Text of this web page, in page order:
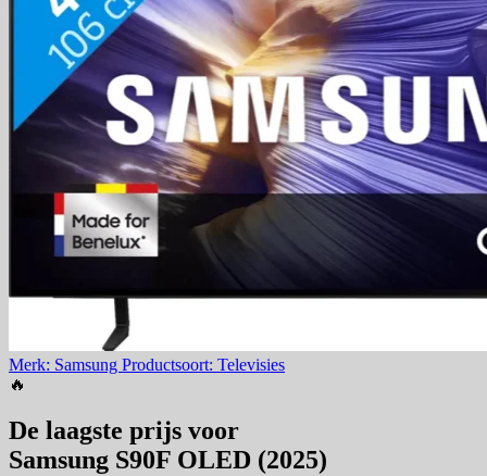
Merk: Samsung Productsoort: Televisies
🔥
De laagste prijs voor
Samsung S90F OLED (2025)